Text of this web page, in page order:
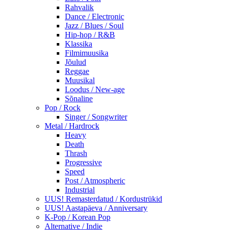
Rahvalik
Dance / Electronic
Jazz / Blues / Soul
Hip-hop / R&B
Klassika
Filmimuusika
Jõulud
Reggae
Muusikal
Loodus / New-age
Sõnaline
Pop / Rock
Singer / Songwriter
Metal / Hardrock
Heavy
Death
Thrash
Progressive
Speed
Post / Atmospheric
Industrial
UUS! Remasterdatud / Kordustrükid
UUS! Aastapäeva / Anniversary
K-Pop / Korean Pop
Alternative / Indie